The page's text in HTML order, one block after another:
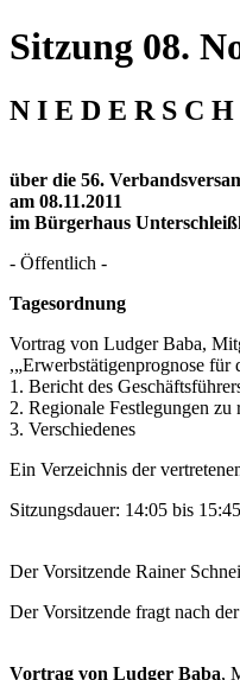
Sitzung 08.
N I E D E R S C
über die 56.
am 08.11.2011
im Bürgerhaus
- Öffentlich -
Tagesordnung
Vortrag von Ludger Baba,
,„Erwerbstätigenprognose für
1. Bericht des
2. Regionale Festlegungen
3. Verschiedenes
Ein Verzeichnis der
Sitzungsdauer: 14:05 bis
Der Vorsitzende Rainer
Der Vorsitzende fragt nach
Vortrag von Ludger Baba,